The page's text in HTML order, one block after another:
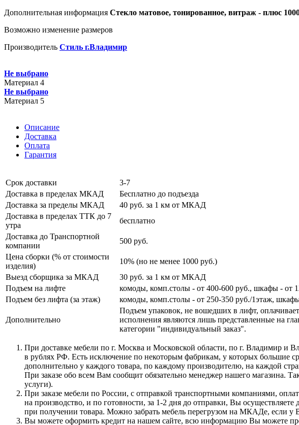
Дополнительная информация Стекло матовое, тонированное, витраж - плюс
Возможно изменение размеров
Производитель Стиль г.Владимир
Не выбрано
Материал 4
Не выбрано
Материал 5
Описание
Доставка
Оплата
Гарантия
Срок доставки
3-7
Доставка в пределах МКАД
Бесплатно до подъезда
Доставка за пределы МКАД
40 руб. за 1 км от МКАД
Доставка в пределах ТТК до 7
утра
бесплатно
Доставка до Транспортной
компании
500 руб.
Цена сборки (% от стоимости
изделия)
10% (но не менее 1000 руб.)
Выезд сборщика за МКАД
30 руб. за 1 км от МКАД
Подъем на лифте
комоды, комп.столы - от 400-600 руб., шкафы - от
Подъем без лифта (за этаж)
комоды, комп.столы - от 250-350 руб./1этаж,
Дополнительно
Подъем упаковок, не вошедших в лифт,
исполнения являются лишь представленные на
категории "индивидуальный заказ".
При доставке мебели по г. Москва и Московской области, по г. Владимир и
в рублях РФ. Есть исключение по некоторым фабрикам, у которых большие
дополнительно у каждого товара, по каждому производителю, на каждой
При заказе обо всем Вам сообщит обязательно менеджер нашего магазина.
услуги).
При заказе мебели по России, с отправкой транспортными компаниями,
на производство, и по готовности, за 1-2 дня до отправки, Вы
при получении товара. Можно забрать мебель перегрузом на МКАДе, если у
Вы можете оформить кредит на нашем сайте, всю информацию Вы можете